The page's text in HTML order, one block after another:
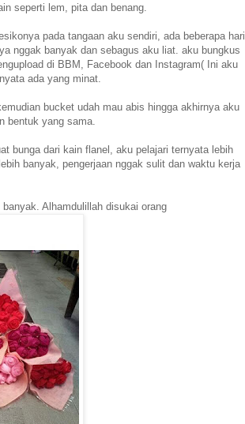
seperti lem, pita dan benang.
pada tangaan aku sendiri, ada beberapa hari
nggak banyak dan sebagus aku liat. aku bungkus
di BBM, Facebook dan Instagram( Ini aku
ada yang minat.
bucket udah mau abis hingga akhirnya aku
bentuk yang sama.
bunga dari kain flanel, aku pelajari ternyata lebih
banyak, pengerjaan nggak sulit dan waktu kerja
Alhamdulillah disukai orang